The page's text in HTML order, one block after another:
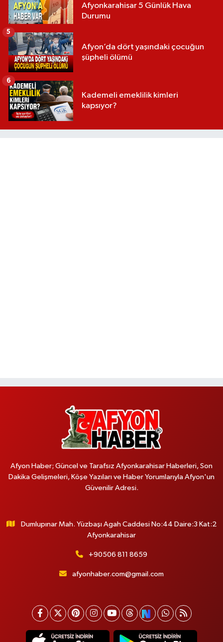
Afyonkarahisar 5 Günlük Hava
Durumu
Afyon’da dört yaşındaki çocuğun
şüpheli ölümü
5
Kademeli emeklilik kimleri
kapsıyor?
6
Afyon Haber; Güncel ve Tarafsız Afyonkarahisar Haberleri, Son
Dakika Gelişmeleri, Köşe Yazıları ve Haber Yorumlarıyla Afyon'un
Güvenilir Adresi.
Dumlupınar Mah. Yüzbaşı Agah Caddesi No:44 Daire:3 Kat:2
Afyonkarahisar
+90506 811 8659
afyonhaber.com@gmail.com